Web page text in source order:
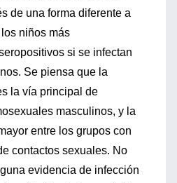
de una forma diferente a
niños más
si se infectan
Se piensa que la
la vía principal de
masculinos, y la
entre los grupos con
contactos sexuales. No
evidencia de infección